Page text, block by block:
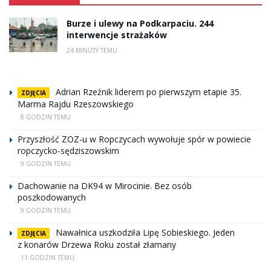
Burze i ulewy na Podkarpaciu. 244
interwencje strażaków
24 MINUTY TEMU
ZDJĘCIA
Adrian Rzeźnik liderem po pierwszym etapie 35.
Marma Rajdu Rzeszowskiego
8 GODZIN TEMU
Przyszłość ZOZ-u w Ropczycach wywołuje spór w powiecie
ropczycko-sędziszowskim
9 GODZIN TEMU
Dachowanie na DK94 w Mirocinie. Bez osób
poszkodowanych
9 GODZIN TEMU
ZDJĘCIA
Nawałnica uszkodziła Lipę Sobieskiego. Jeden
z konarów Drzewa Roku został złamany
11 GODZIN TEMU